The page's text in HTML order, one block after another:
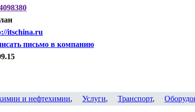
itschina.ru
письмо в компанию
и нефтехимии, Услуги, Транспорт,